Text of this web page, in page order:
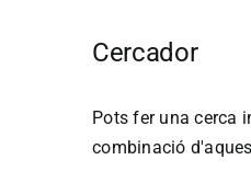
Cercador
Pots fer una cerca
combinació